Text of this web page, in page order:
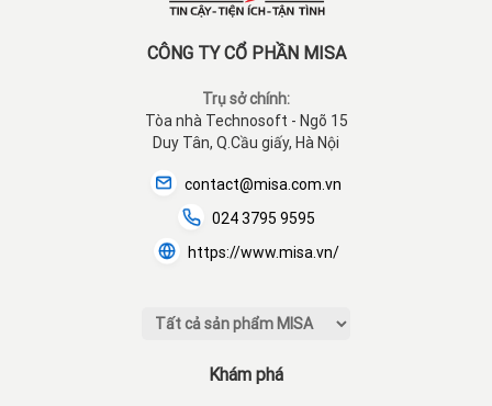
CÔNG TY CỔ PHẦN MISA
Trụ sở chính:
Tòa nhà Technosoft - Ngõ 15
Duy Tân, Q.Cầu giấy, Hà Nội
contact@misa.com.vn
024 3795 9595
https://www.misa.vn/
Khám phá